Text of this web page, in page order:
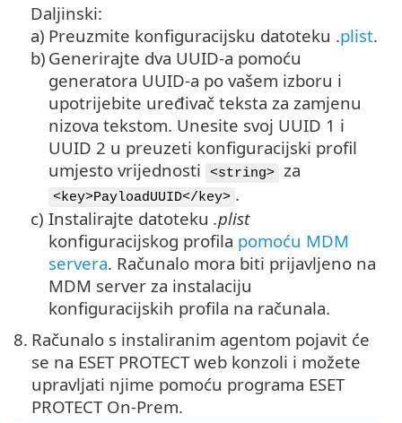
Daljinski:
a) Preuzmite konfiguracijsku datoteku .plist.
b) Generirajte dva UUID-a pomoću
generatora UUID-a po vašem izboru i
upotrijebite uređivač teksta za zamjenu
nizova tekstom. Unesite svoj UUID 1 i
UUID 2 u preuzeti konfiguracijski profil
umjesto vrijednosti
<string> za
<key>PayloadUUID</key> .
c) Instalirajte datoteku .plist
konfiguracijskog profila pomoću MDM
servera. Računalo mora biti prijavljeno na
MDM server za instalaciju
konfiguracijskih profila na računala.
8. Računalo s instaliranim agentom pojavit će
se na ESET PROTECT web konzoli i možete
upravljati njime pomoću programa ESET
PROTECT On-Prem.